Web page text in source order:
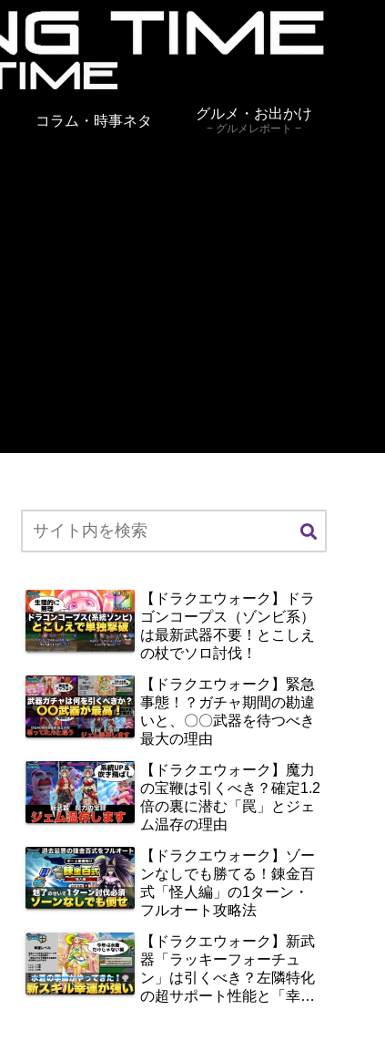
コラム・時事ネタ
グルメ・お出かけ
グルメレポート
【ドラクエウォーク】ドラ
ゴンコープス（ゾンビ系）
は最新武器不要！とこしえ
の杖でソロ討伐！
【ドラクエウォーク】緊急
事態！？ガチャ期間の勘違
いと、〇〇武器を待つべき
最大の理由
【ドラクエウォーク】魔力
の宝鞭は引くべき？確定1.2
倍の裏に潜む「罠」とジェ
ム温存の理由
【ドラクエウォーク】ゾー
ンなしでも勝てる！錬金百
式「怪人編」の1ターン・
フルオート攻略法
【ドラクエウォーク】新武
器「ラッキーフォーチュ
ン」は引くべき？左隣特化
の超サポート性能と「幸